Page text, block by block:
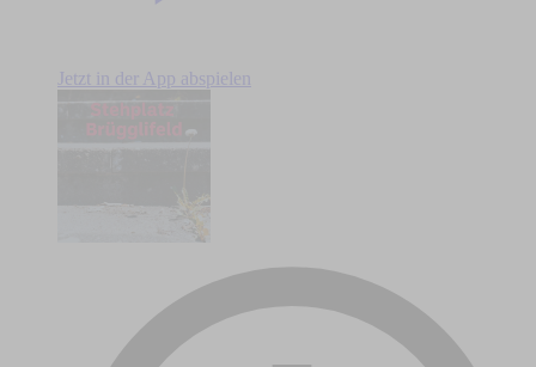
Jetzt in der App abspielen